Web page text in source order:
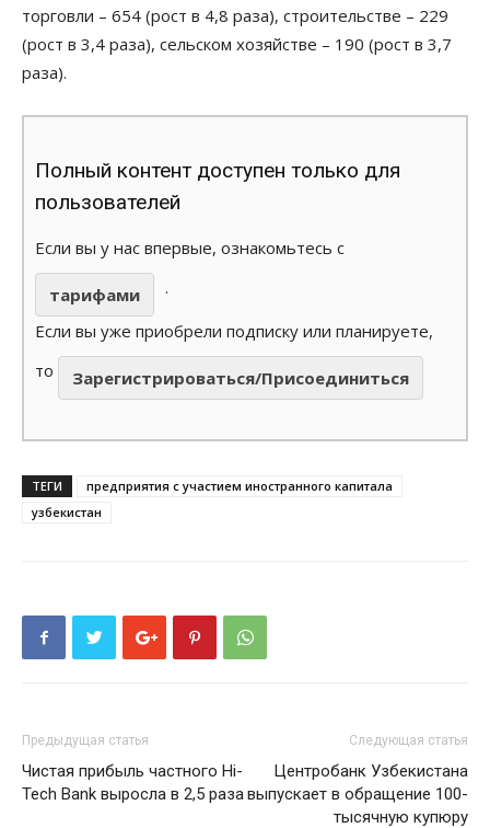
торговли – 654 (рост в 4,8 раза), строительстве – 229
(рост в 3,4 раза), сельском хозяйстве – 190 (рост в 3,7
раза).
Полный контент доступен только для
пользователей
Если вы у нас впервые, ознакомьтесь с
тарифами
.
Если вы уже приобрели подписку или планируете,
то
Зарегистрироваться/Присоединиться
ТЕГИ
предприятия с участием иностранного капитала
узбекистан
Предыдущая статья
Чистая прибыль частного Hi-
Tech Bank выросла в 2,5 раза
Следующая статья
Центробанк Узбекистана
выпускает в обращение 100-
тысячную купюру